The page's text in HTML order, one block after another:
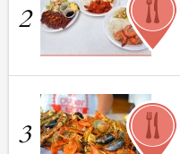
2
3